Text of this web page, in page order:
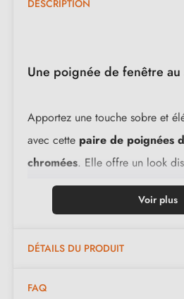
DESCRIPTION
Une poignée de fenêtre
Apportez une touche sobre et
avec cette paire de poignées
chromées. Elle offre un look
chrome satinéqui s'intègre
styles d'intérieur, tout en
IRGA :
Voir plus
DÉTAILS DU PRODUIT
FAQ